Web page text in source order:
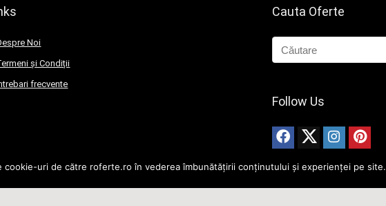
Noi
și Condiții
frecvente
Cauta Oferte
Follow Us
uri de către roferte.ro în vederea îmbunătățirii conținutului și experienței pe site.